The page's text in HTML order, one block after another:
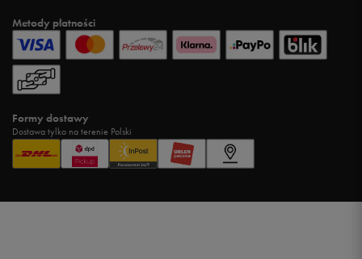
Metody płatności
Formy dostawy
Dostawa tylko na terenie Polski